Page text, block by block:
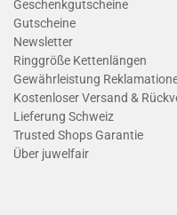
Geschenkgutscheine
Gutscheine
Newsletter
Ringgröße Kettenlängen
Gewährleistung
Kostenloser Versand &
Lieferung Schweiz
Trusted Shops Garantie
Über juwelfair